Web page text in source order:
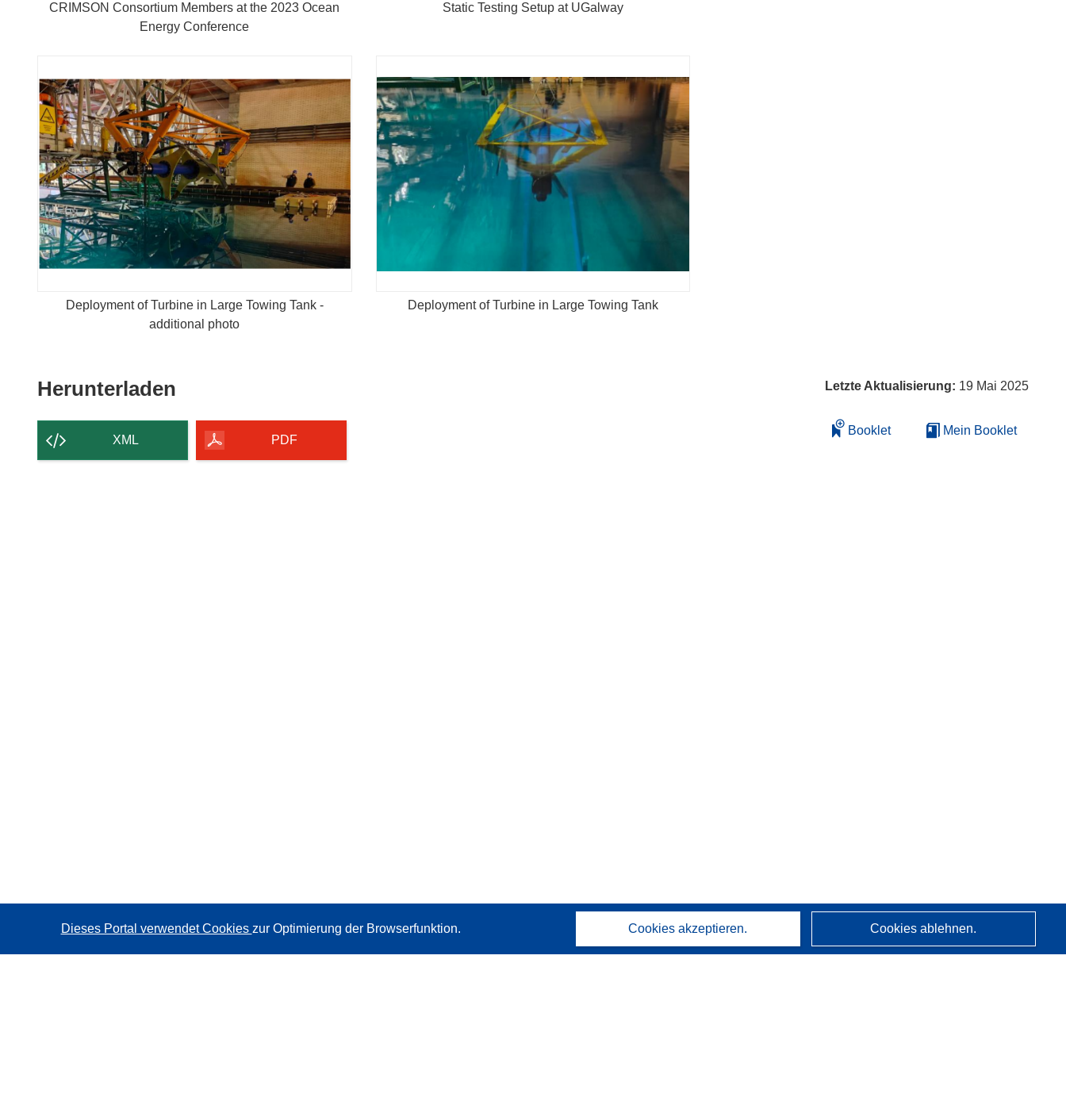
CRIMSON Consortium Members at the 2023 Ocean
Energy Conference
Static Testing Setup at UGalway
Deployment of Turbine in Large Towing Tank -
additional photo
Deployment of Turbine in Large Towing Tank
Herunterladen
Seite
XML PDF
Letzte Aktualisierung: 19 Mai 2025
Booklet Mein Booklet
Dieses Portal verwendet Cookies zur Optimierung der Browserfunktion. Cookies akzeptieren. Cookies ablehnen.